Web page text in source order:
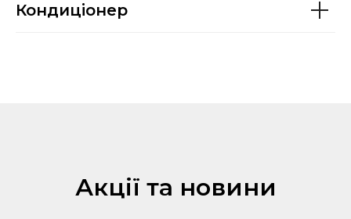
Кондиціонер
Акції та новини